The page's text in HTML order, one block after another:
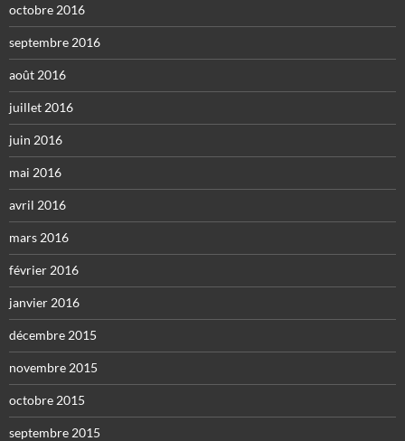
octobre 2016
septembre 2016
août 2016
juillet 2016
juin 2016
mai 2016
avril 2016
mars 2016
février 2016
janvier 2016
décembre 2015
novembre 2015
octobre 2015
septembre 2015